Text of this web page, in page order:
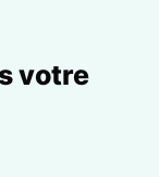
votre